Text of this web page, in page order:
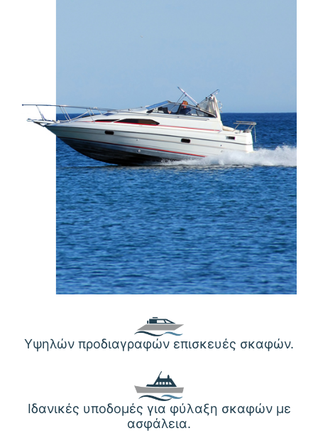
Yψηλών προδιαγραφών επισκευές σκαφών.
Ιδανικές υποδομές για φύλαξη σκαφών με
ασφάλεια.